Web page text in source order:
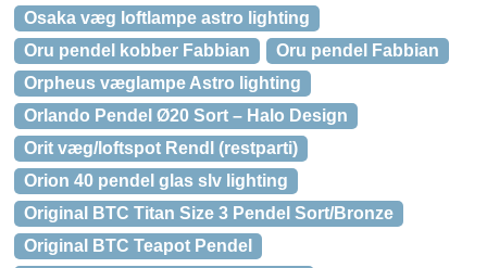
Osaka væg loftlampe astro lighting
Oru pendel kobber Fabbian
Oru pendel Fabbian
Orpheus væglampe Astro lighting
Orlando Pendel Ø20 Sort – Halo Design
Orit væg/loftspot Rendl (restparti)
Orion 40 pendel glas slv lighting
Original BTC Titan Size 3 Pendel Sort/Bronze
Original BTC Teapot Pendel